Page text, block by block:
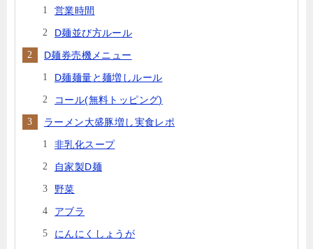
営業時間
D麺並び方ルール
D麺券売機メニュー
D麺麺量と麺増しルール
コール(無料トッピング)
ラーメン大盛豚増し実食レポ
非乳化スープ
自家製D麺
野菜
アブラ
にんにくしょうが